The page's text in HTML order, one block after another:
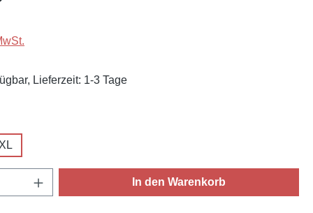
Lieferzeit: 1-3 Tage
XL
Anzahl: Gib den gewünschten Wert ein
In den Warenkorb